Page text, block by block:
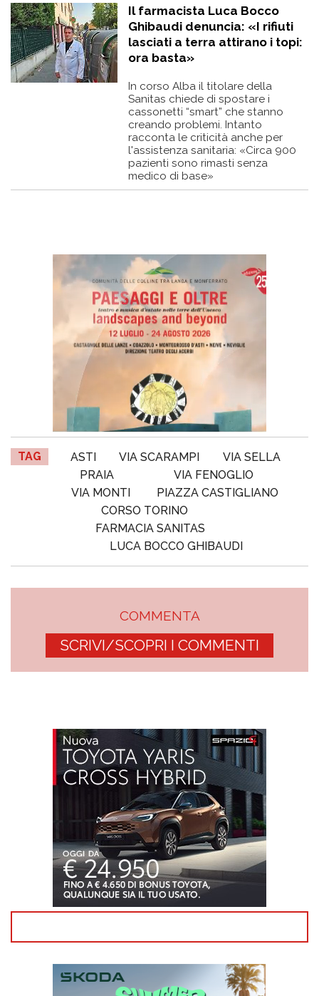
Il farmacista Luca Bocco
Ghibaudi denuncia: «I rifiuti
lasciati a terra attirano i topi:
ora basta»
In corso Alba il titolare della
Sanitas chiede di spostare i
cassonetti “smart” che stanno
creando problemi. Intanto
racconta le criticità anche per
l'assistenza sanitaria: «Circa 900
pazienti sono rimasti senza
medico di base»
TAG ASTI VIA SCARAMPI
VIA SELLA
PRAIA
VIA FENOGLIO
VIA MONTI
PIAZZA CASTIGLIANO
CORSO TORINO
FARMACIA SANITAS
LUCA BOCCO GHIBAUDI
COMMENTA
SCRIVI/SCOPRI I COMMENTI